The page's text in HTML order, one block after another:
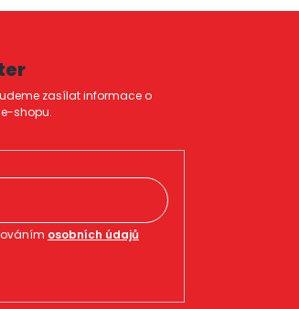
zasílat informace o
shopu.
osobních údajů